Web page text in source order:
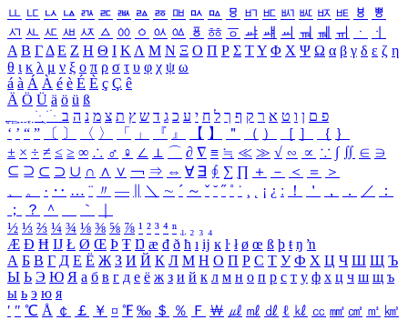
ㅥ ㅦ ㅧ ㅨ ㅩ ㅪ ㅫ ㅬ ㅭ ㅮ ㅯ ㅰ ㅱ ㅲ ㅳ ㅴ ㅵ ㅶ ㅷ ㅸ
ㅹ
ㅺ ㅻ ㅼ ㅽ ㅾ ㅿ ㆀ ㆁ ㆂ ㆃ ㆄ ㆅ ㆆ ㆇ ㆈ ㆉ ㆊ ㆋ ㆌ ㆍ
ㆎ
Α Β ΓΔ Ε Ζ Η Θ Ι ΚΛ Μ Ν Ξ Ο Π Ρ Σ ΤΥ Φ Χ Ψ Ω α β γ δ ε ζ η
θ ι κ λ μ ν ξ ο π ρ σ τ υ φ χ ψ ω
á à Á À é è É È ç Ç ê
Ä Ö Ü ä ö ü ß
ִֶֹ ֻּ ׁׂ פ ם ן ו ט א ר ק ף ך ל ח י ע כ ג ד ש ץ ת צ מ נ ה ב
‘ ’ “ ” 〔 〕 〈 〉 「 」 『 』 【 】 ＂ （ ） ［ ］ ｛ ｝
± × ÷ ≠ ≤ ≥ ∞ ∴ ♂ ♀ ∠ ⊥ ⌒ ∂ ∇ ≡ ≒ ≪ ≫ √ ∽ ∝ ∵ ∫ ∬ ∈ ∋
⊆ ⊇ ⊂ ⊃ ∪ ∩ ∧ ∨ ￢ ⇒ ⇔ ∀ ∃ ∮ ∑ ∏ ＋ － ＜ ＝
＞
、
。 · ‥ … ¨ 〃 ― ＼ ∼ ´ ～ ˇ ˘ ˝ ˚ ˙ ¸ ¡ ¿ ː ！ ＇ ， ． ／
：
；
？ ＾ ｀
½ ⅓ ⅔ ¼ ¾ ⅛ ⅜ ⅝ ⅞ ¹ ² ³ ⁴ ⁿ ₁ ₂ ₃ ₄
Æ Ð Ħ Ĳ Ł Ø Œ Þ Ŧ Ŋ æ đ ð ħ ı ĳ ĸ ŀ ł ø œ ß þ ŧ ŋ ŉ
А Б В Г Д Е Ё Ж З И Й К Л М Н О П Р С Т У Ф Х Ц Ч Ш Щ Ъ
Ы Ь Э Ю Я а б в г д е ё ж з и й к л м н о п р с т у ф х ц ч ш щ ъ
ы ь э ю я
′ ″ ℃ Å ￠ ￡ ￥ ¤ ℉ ‰ ＄ ％ Ｆ ￦ ㎕ ㎖ ㎗ ℓ ㎘ ㏄ ㎣ ㎤ ㎥ ㎦